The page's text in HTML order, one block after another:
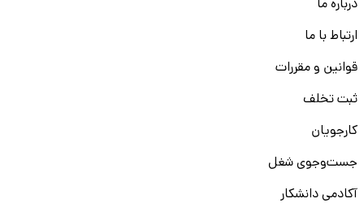
درباره ما
ارتباط با ما
قوانین و مقررات
ثبت تخلف
کارجویان
جست‌و‌جوی شغل
آکادمی دانشکار